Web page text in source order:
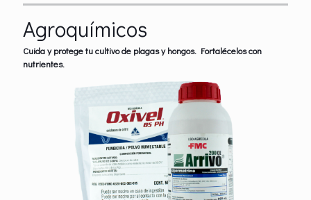
Agroquímicos
Cuida y protege tu cultivo de plagas y hongos. Fortalécelos con
nutrientes.